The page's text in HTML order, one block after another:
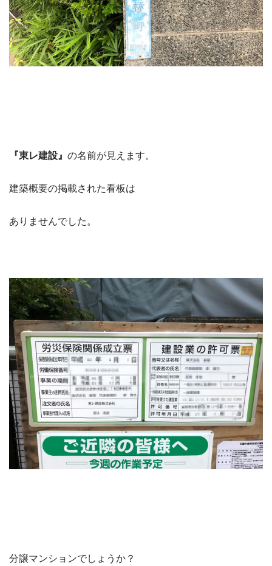
『東レ建設』 の名前が見えます。
建築概要の掲載された看板は
ありませんでした。
分譲マンションでしょうか？